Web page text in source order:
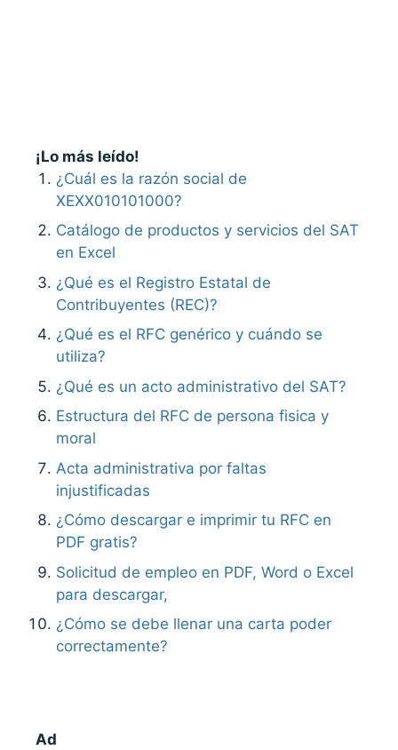
¡Lo más leído!
¿Cuál es la razón social de
XEXX010101000?
Catálogo de productos y servicios del SAT
en Excel
¿Qué es el Registro Estatal de
Contribuyentes (REC)?
¿Qué es el RFC genérico y cuándo se
utiliza?
¿Qué es un acto administrativo del SAT?
Estructura del RFC de persona fisica y
moral
Acta administrativa por faltas
injustificadas
¿Cómo descargar e imprimir tu RFC en
PDF gratis?
Solicitud de empleo en PDF, Word o Excel
para descargar,
¿Cómo se debe llenar una carta poder
correctamente?
Ad